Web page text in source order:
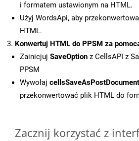
i formatem ustawionym na HTML.
Użyj WordsApi, aby
HTML.
Konwertuj HTML do PPSM za
Zainicjuj SaveOption z CellsAPI z
PPSM
Wywołaj
przekonwertować plik HTML do
Zacznij korzystać z